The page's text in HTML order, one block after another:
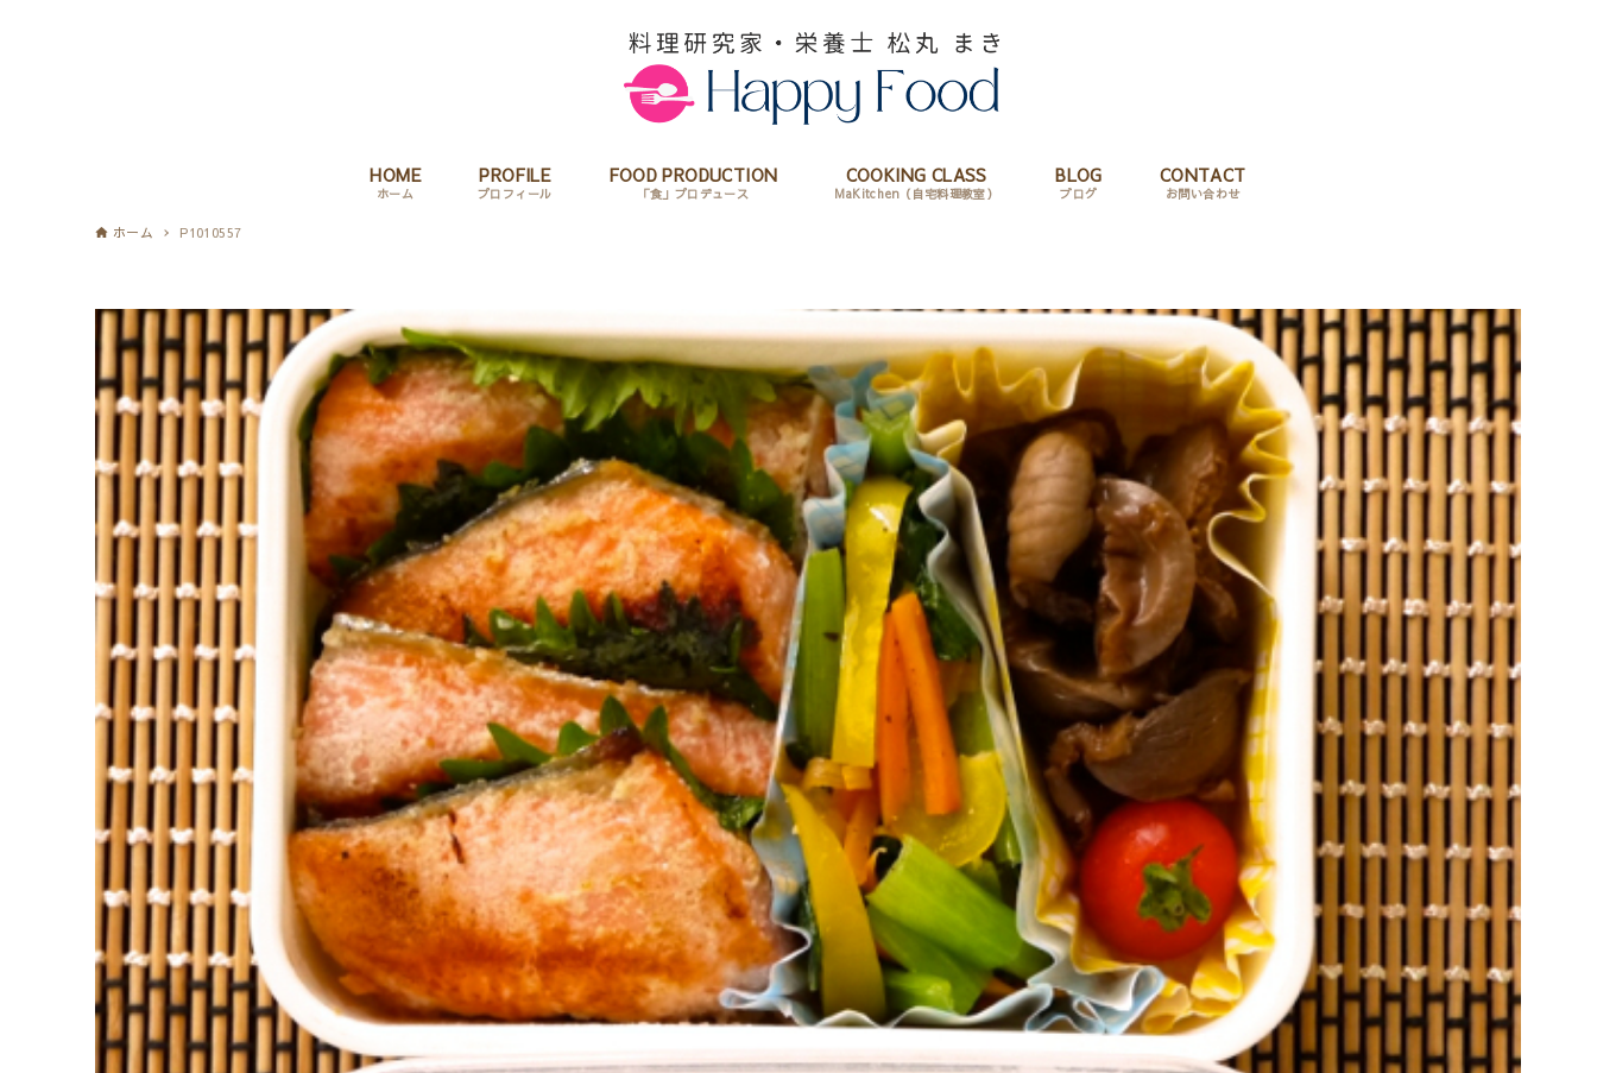
HOME
ホーム
PROFILE
プロフィール
FOOD PRODUCTION
「食」プロデュース
COOKING CLASS
MaKitchen（自宅料理教室）
BLOG
ブログ
CONTACT
お問い合わせ
ホーム P1010557